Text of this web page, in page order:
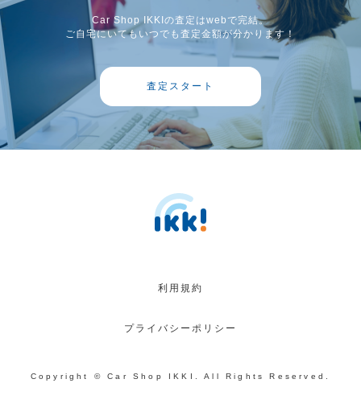
Car Shop IKKIの査定はwebで完結。
ご自宅にいてもいつでも査定金額が分かります！
査定スタート
利用規約
プライバシーポリシー
Copyright © Car Shop IKKI. All Rights Reserved.